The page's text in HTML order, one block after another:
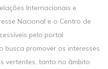
Internacionais e
Nacional e o Centro de
pelo portal
busca promover os interesses
vertentes, tanto no âmbito